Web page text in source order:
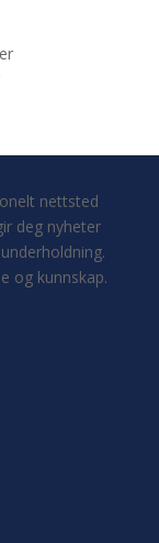
nettsted
deg nyheter
og kunnskap.